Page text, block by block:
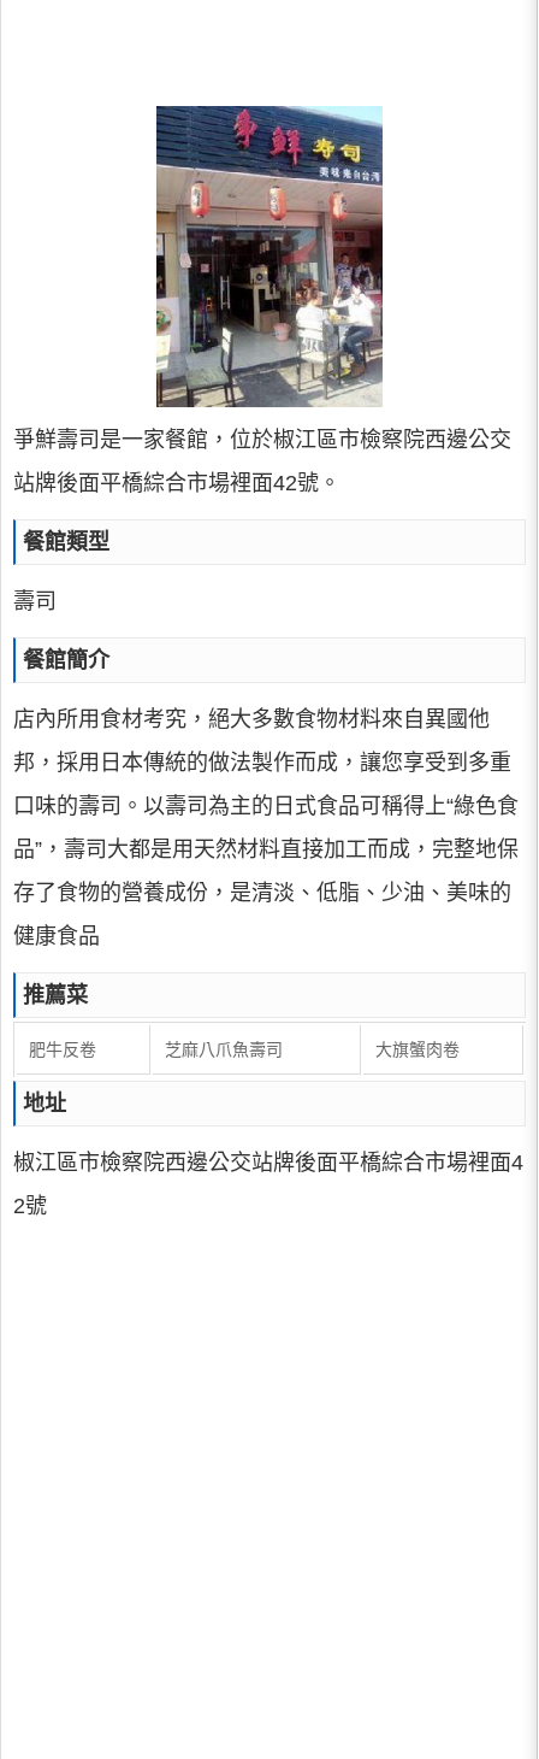
爭鮮壽司是一家餐館，位於椒江區市檢察院西邊公交
站牌後面平橋綜合市場裡面42號。
餐館類型
壽司
餐館簡介
店內所用食材考究，絕大多數食物材料來自異國他
邦，採用日本傳統的做法製作而成，讓您享受到多重
口味的壽司。以壽司為主的日式食品可稱得上“綠色食
品”，壽司大都是用天然材料直接加工而成，完整地保
存了食物的營養成份，是清淡、低脂、少油、美味的
健康食品
推薦菜
肥牛反卷 芝麻八爪魚壽司 大旗蟹肉卷
地址
椒江區市檢察院西邊公交站牌後面平橋綜合市場裡面4
2號